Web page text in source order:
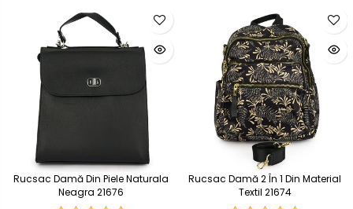
Rucsac Damă Din Piele Naturala
Neagra 21676
Rucsac Damă 2 În 1 Din Material
Textil 21674